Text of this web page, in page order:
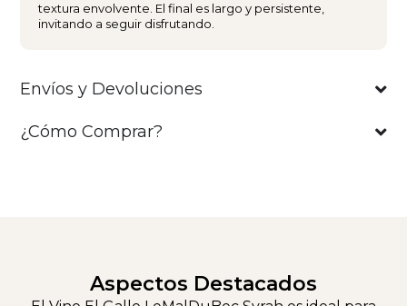
Envíos y Devoluciones
¿Cómo Comprar?
textura envolvente. El final es largo y persistente,
invitando a seguir disfrutando.
Aspectos Destacados